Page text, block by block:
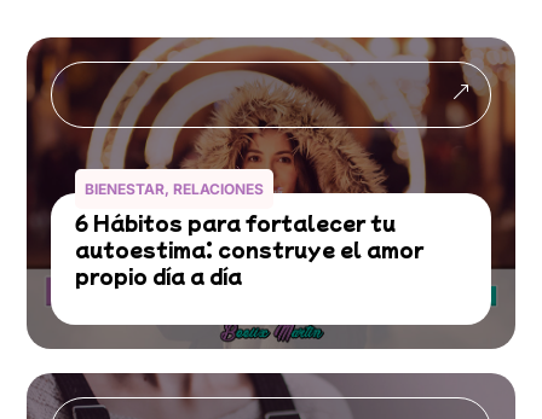
&
BIENESTAR,RELACIONES
6 Hábitos para fortalecer tu
autoestima: construye el amor
propio día a día